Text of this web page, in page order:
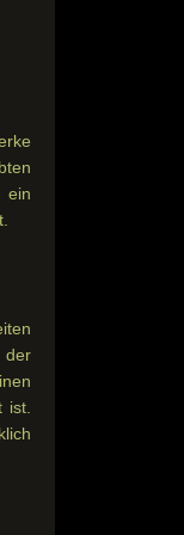
ein
der
ist.